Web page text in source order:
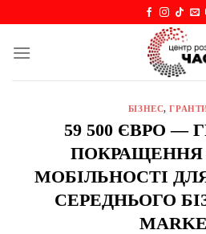
content
БІЗНЕС,
59 500 ЄВРО —
ПОКРАЩЕННЯ
МОБІЛЬНОСТІ
СЕРЕДНЬОГО